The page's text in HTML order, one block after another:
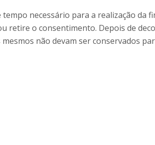
necessário para a realização da
retire o consentimento. Depois de
não devam ser conservados